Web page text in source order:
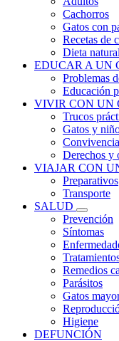
Cachorros
Gatos con
Recetas de
Dieta
EDUCAR A UN
Problemas
Educación
VIVIR CON UN
Trucos
Gatos y
Derechos y
VIAJAR CON
Preparativos
Transporte
SALUD
Prevención
Síntomas
Remedios
Parásitos
Gatos
Higiene
DEFUNCIÓN